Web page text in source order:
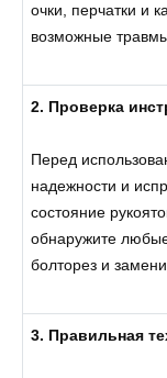
очки, перчатки и
возможные
2. Проверка
Перед
надежности и
состояние
обнаружите
болторез и
3. Правильная